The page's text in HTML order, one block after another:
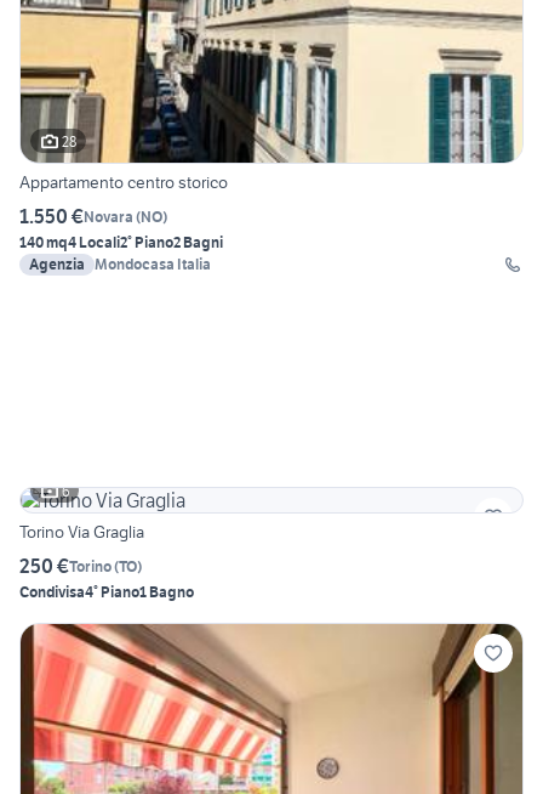
28
Appartamento centro storico
1.550 €Novara (NO)
140 mq4 Locali2° Piano2 Bagni
Agenzia Mondocasa Italia
6
Torino Via Graglia
250 €Torino(TO)
Condivisa4° Piano1 Bagno